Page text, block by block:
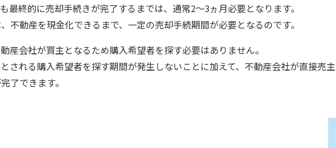
最終的に売却手続きが完了するまでは、通常2～3ヵ月必要となります。
不動産を現金化できるまで、一定の売却手続期間が必要となるのです。
産会社が買主となるため購入希望者を探す必要はありません。
される購入希望者を探す期間が発生しないことに加えて、不動産会社が直接売
了できます。